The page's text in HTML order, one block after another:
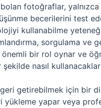
fotoğraflar,
becerilerini test
kullanabilme
sorgulama ve
bir rol oynar ve
nasıl
getirebilmek için bir
yükleme yapar veya